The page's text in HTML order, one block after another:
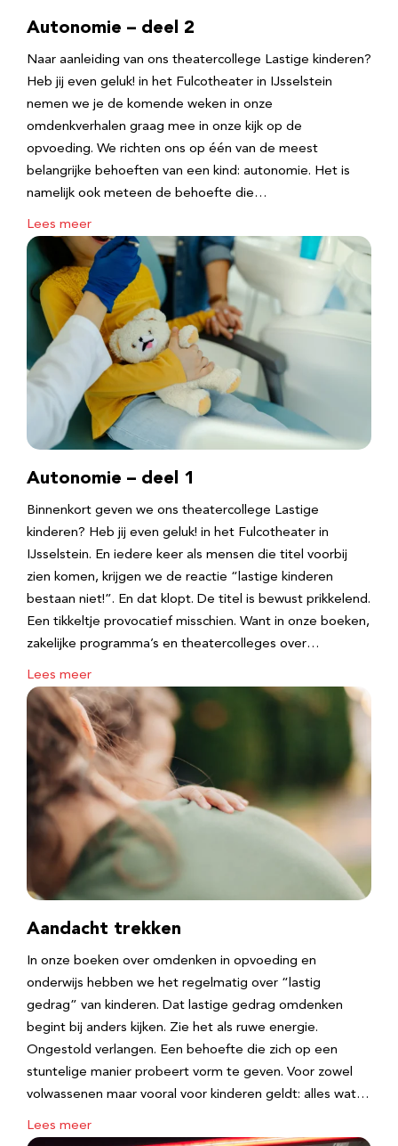
Autonomie – deel 2
Naar aanleiding van ons theatercollege Lastige kinderen?
Heb jij even geluk! in het Fulcotheater in IJsselstein
nemen we je de komende weken in onze
omdenkverhalen graag mee in onze kijk op de
opvoeding. We richten ons op één van de meest
belangrijke behoeften van een kind: autonomie. Het is
namelijk ook meteen de behoefte die…
Lees meer
Autonomie – deel 1
Binnenkort geven we ons theatercollege Lastige
kinderen? Heb jij even geluk! in het Fulcotheater in
IJsselstein. En iedere keer als mensen die titel voorbij
zien komen, krijgen we de reactie “lastige kinderen
bestaan niet!”. En dat klopt. De titel is bewust prikkelend.
Een tikkeltje provocatief misschien. Want in onze boeken,
zakelijke programma’s en theatercolleges over…
Lees meer
Aandacht trekken
In onze boeken over omdenken in opvoeding en
onderwijs hebben we het regelmatig over “lastig
gedrag” van kinderen. Dat lastige gedrag omdenken
begint bij anders kijken. Zie het als ruwe energie.
Ongestold verlangen. Een behoefte die zich op een
stuntelige manier probeert vorm te geven. Voor zowel
volwassenen maar vooral voor kinderen geldt: alles wat…
Lees meer